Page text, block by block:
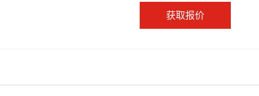
获取报价